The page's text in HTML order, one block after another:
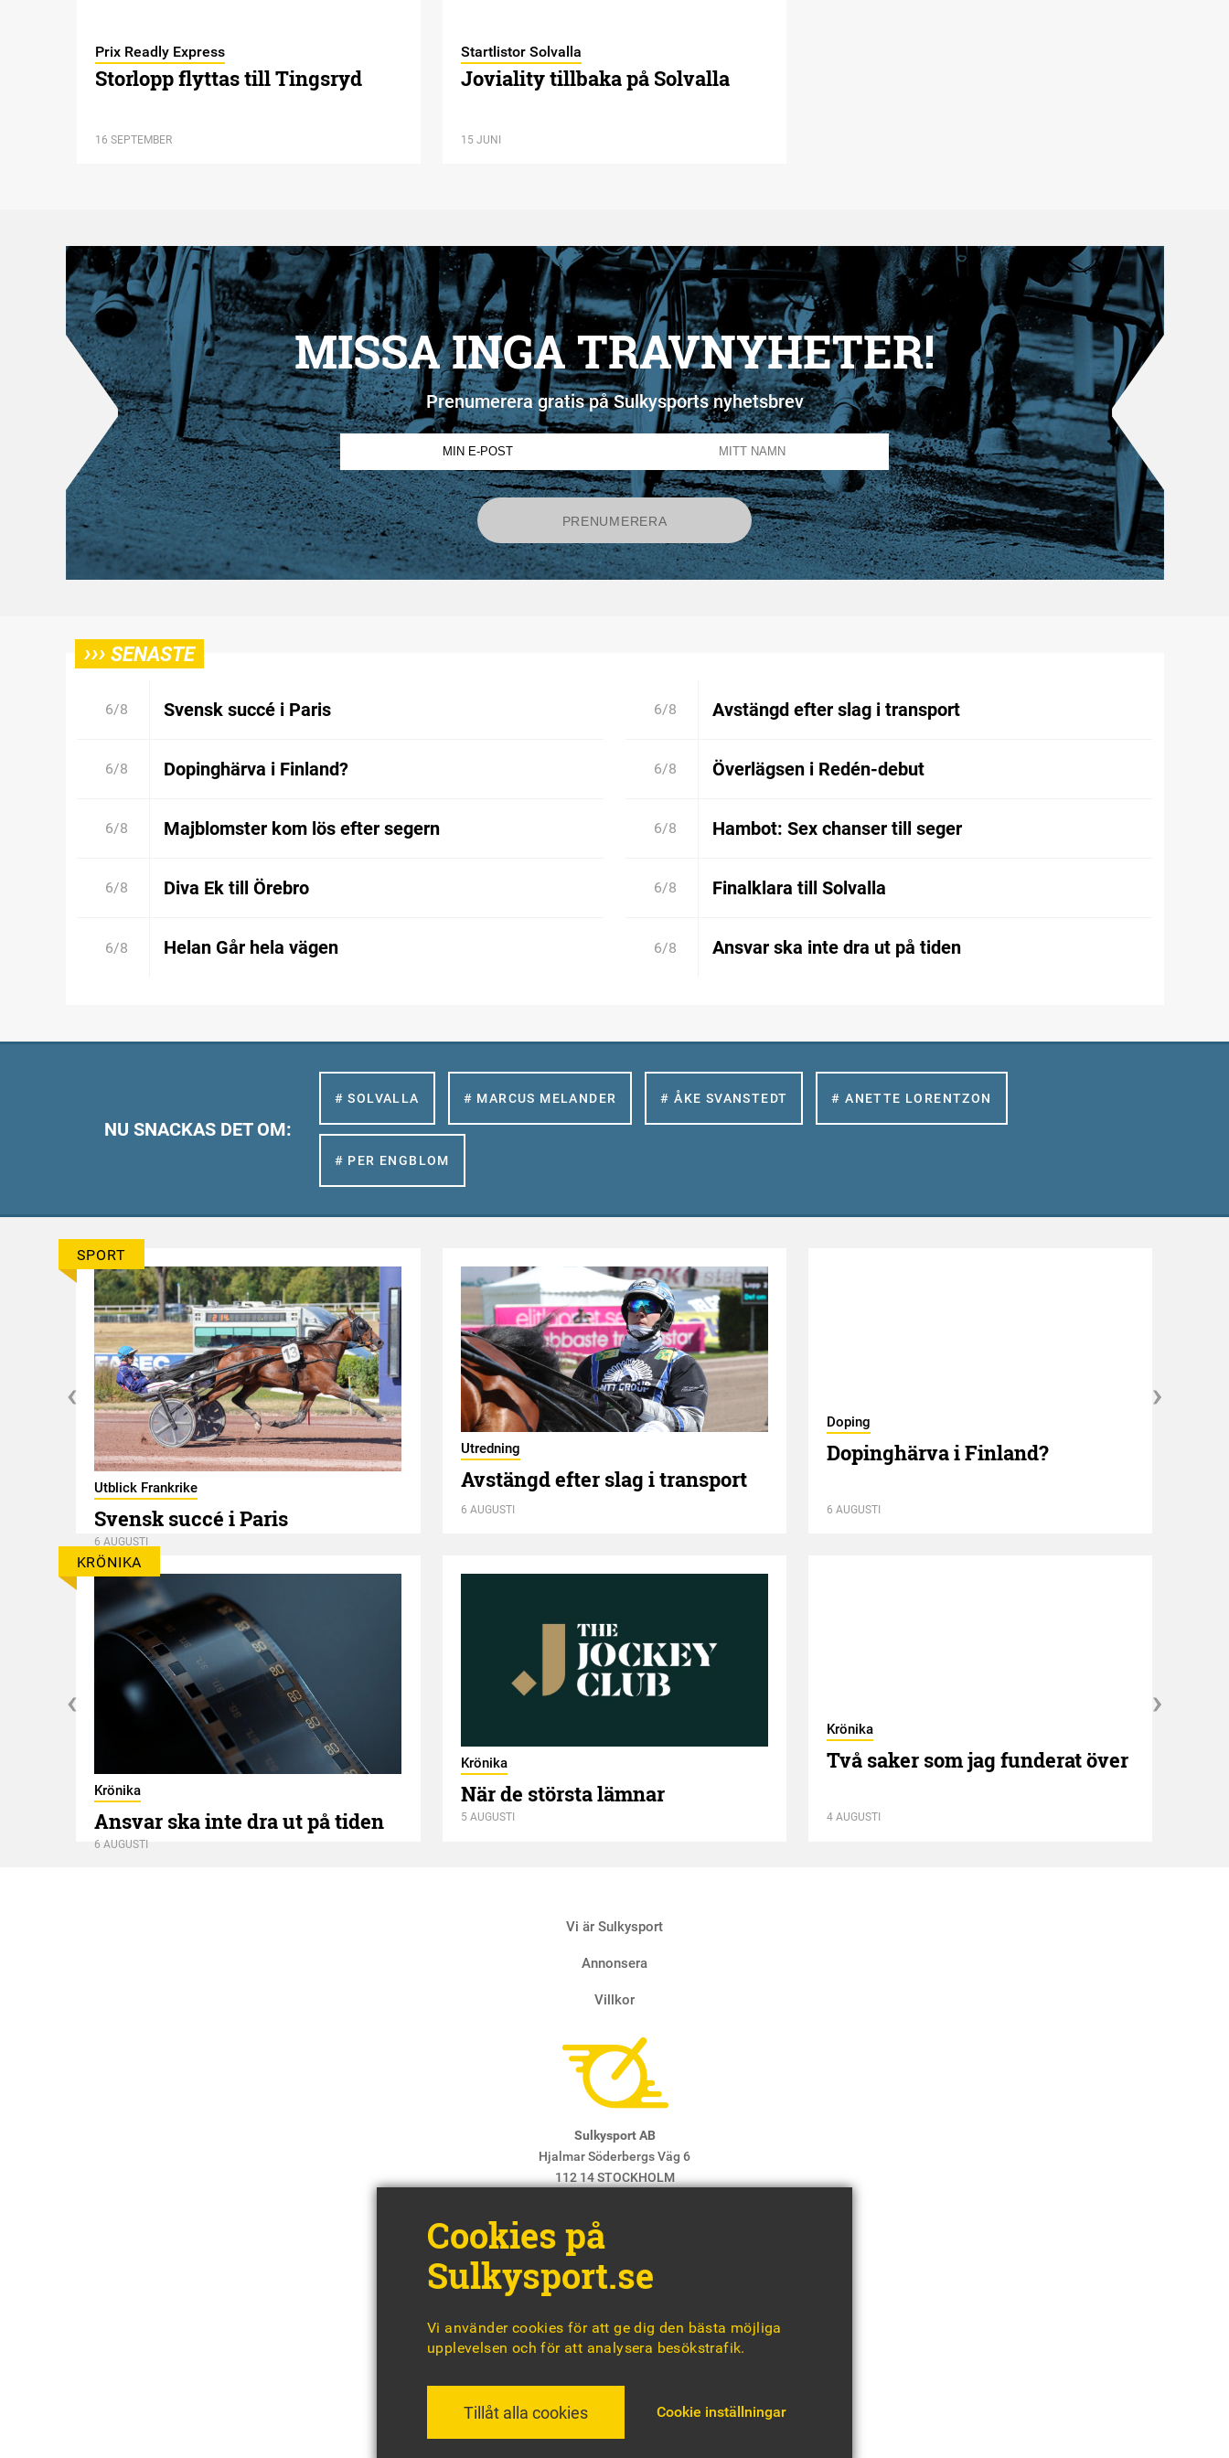
Prix Readly Express
Storlopp flyttas till Tingsryd
16 SEPTEMBER
Startlistor Solvalla
Joviality tillbaka på Solvalla
15 JUNI
MISSA INGA TRAVNYHETER!
Prenumerera gratis på Sulkysports nyhetsbrev
››› SENASTE
6/8 Svensk succé i Paris 6/8 Avstängd efter slag i transport
6/8 Dopinghärva i Finland? 6/8 Överlägsen i Redén-debut
6/8 Majblomster kom lös efter segern 6/8 Hambot: Sex chanser till seger
6/8 Diva Ek till Örebro 6/8 Finalklara till Solvalla
6/8 Helan Går hela vägen 6/8 Ansvar ska inte dra ut på tiden
NU SNACKAS DET OM:
# SOLVALLA # MARCUS MELANDER # ÅKE SVANSTEDT # ANETTE LORENTZON
# PER ENGBLOM
SPORT
Utblick Frankrike
Svensk succé i Paris
6 AUGUSTI
Utredning
Avstängd efter slag i transport
6 AUGUSTI
Doping
Dopinghärva i Finland?
6 AUGUSTI
KRÖNIKA
Krönika
Ansvar ska inte dra ut på tiden
6 AUGUSTI
Krönika
När de största lämnar
5 AUGUSTI
Krönika
Två saker som jag funderat över
4 AUGUSTI
Vi är Sulkysport
Annonsera
Villkor
Sulkysport AB
Hjalmar Söderbergs Väg 6
112 14 STOCKHOLM
Chefredaktör & ansvarig utgivare:
Cookies på
Sulkysport.se
Vi använder cookies för att ge dig den bästa möjliga
upplevelsen och för att analysera besökstrafik.
Tillåt alla cookies Cookie inställningar